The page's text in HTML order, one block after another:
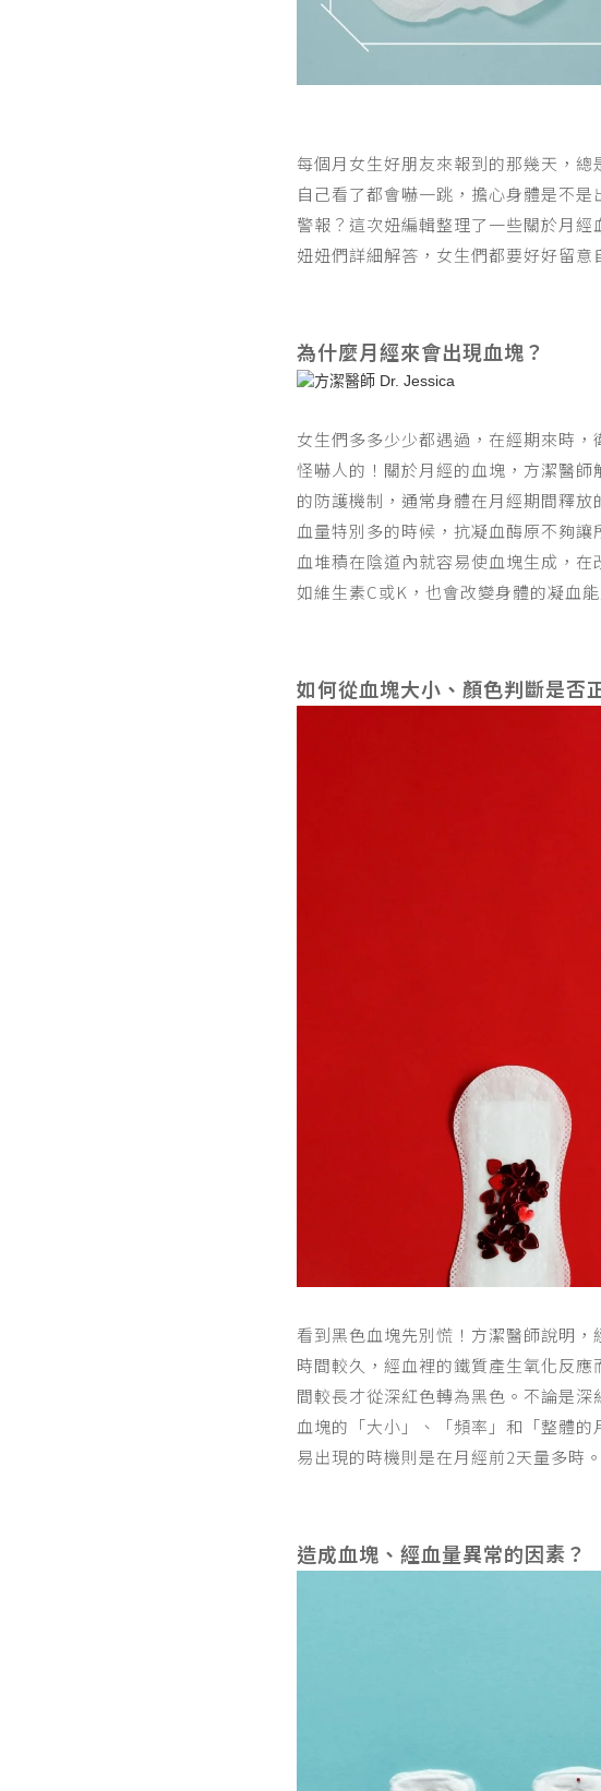
每個月女生好朋友來報到的那幾天，
自己看了都會嚇一跳，擔心身體是不
警報？這次妞編輯整理了一些關於月
妞妞們詳細解答，女生們都要好好留意
為什麼月經來會出現血塊？
女生們多多少少都遇過，在經期來時
怪嚇人的！關於月經的血塊，方潔醫
的防護機制，通常身體在月經期間釋
血量特別多的時候，抗凝血酶原不夠
血堆積在陰道內就容易使血塊生成，
如維生素C或K，也會改變身體的凝血
如何從血塊大小、顏色判斷是否
看到黑色血塊先別慌！方潔醫師說明
時間較久，經血裡的鐵質產生氧化反
間較長才從深紅色轉為黑色。不論是
血塊的「大小」、「頻率」和「整體
易出現的時機則是在月經前2天量多時。
造成血塊、經血量異常的因素？